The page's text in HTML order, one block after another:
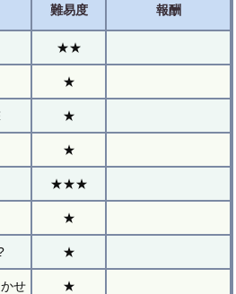
難易度 報酬
★★
★
★
★
★★★
★
★
せ ★